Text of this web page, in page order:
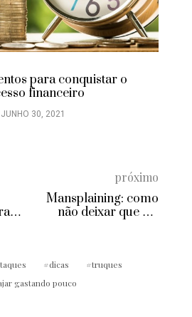
para conquistar o
financeiro
JUNHO 30, 2021
próximo
Mansplaining: como
não deixar que ela
dicas
truques
gastando pouco